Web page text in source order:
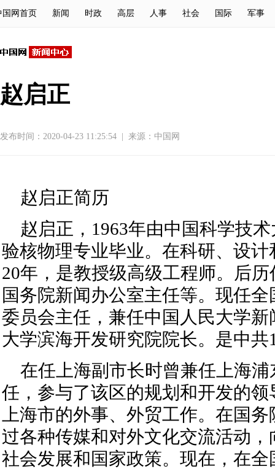
国网首页 新闻 时政 高层 人事 社会 国际 军事
赵启正
发布时间：2020-04-23 11:25:54 来源： 中国网
赵启正简历
赵启正，1963年由中国科学技
验核物理专业毕业。在科研、设
20年，是教授级高级工程师。后
国务院新闻办公室主任等。现任
委员会主任，兼任中国人民大学
大学滨海开发研究院院长。是中共
在任上海副市长时曾兼任上海
任，参与了该区的规划和开发的
上海市的外事、外贸工作。在国
过各种传媒和对外文化交流活动
社会发展和国家政策。现在，在